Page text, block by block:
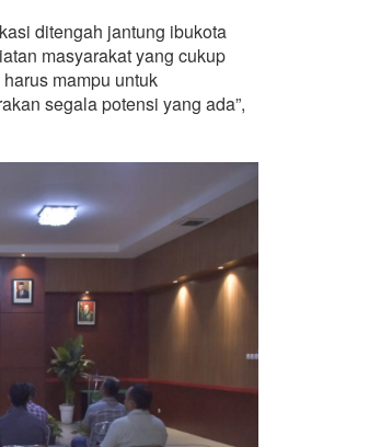
ditengah jantung ibukota
masyarakat yang cukup
mampu untuk
segala potensi yang ada”,